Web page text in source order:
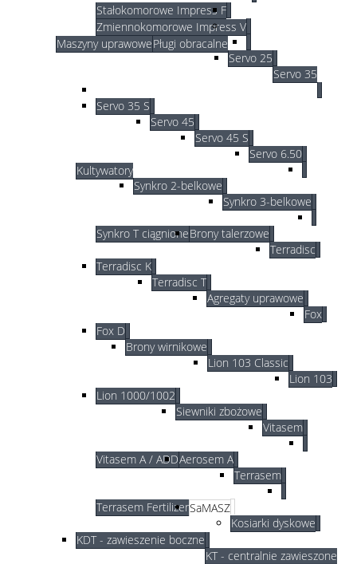
Stałokomorowe Impress F
Zmiennokomorowe Impress V
Maszyny uprawowePługi obracalne
Servo 25
Servo 35
Servo 35 S
Servo 45
Servo 45 S
Servo 6.50
Kultywatory
Synkro 2-belkowe
Synkro 3-belkowe
Synkro T ciągnioneBrony talerzowe
Terradisc
Terradisc K
Terradisc T
Agregaty uprawowe
Fox
Fox D
Brony wirnikowe
Lion 103 Classic
Lion 103
Lion 1000/1002
Siewniki zbożowe
Vitasem
Vitasem A / ADDAerosem A
Terrasem
Terrasem FertilizerSaMASZ
Kosiarki dyskowe
KDT - zawieszenie boczne
KT - centralnie zawieszone